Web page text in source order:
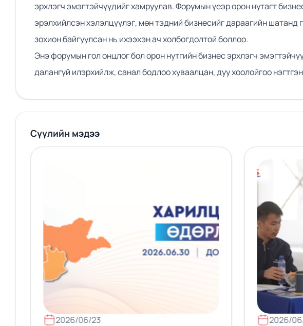
эрхлэгч эмэгтэйчүүдийг хамруулав. Форумын үеэр орон нутагт
эрэлхийлсэн хэлэлцүүлэг, мөн тэдний бизнесийг дараагийн шатанд
зохион байгуулсан нь ихээхэн ач холбогдолтой боллоо.
Энэ форумын гол онцлог бол орон нутгийн бизнес эрхлэгч
далангүй илэрхийлж, санал бодлоо хуваалцан, дуу хоолойгоо
Сүүлийн мэдээ
2026/06/23 2026/